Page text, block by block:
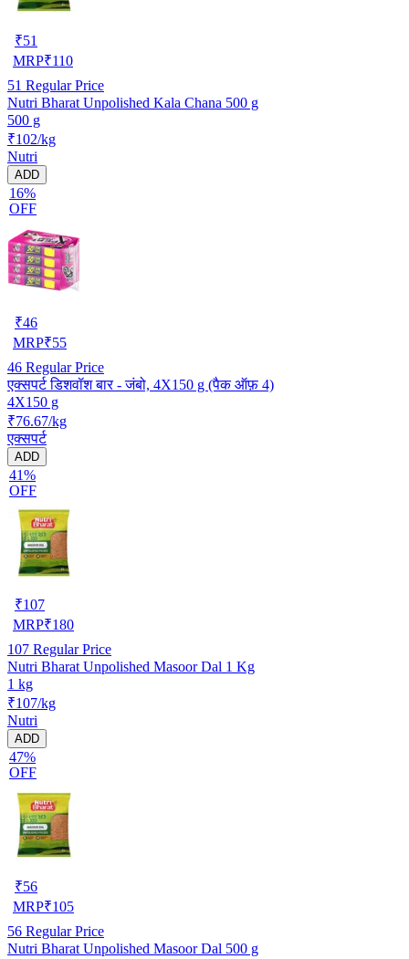
₹51
MRP₹110
51 Regular Price
Nutri Bharat Unpolished Kala Chana 500 g
500 g
₹102/kg
Nutri
ADD
16%
OFF
₹46
MRP₹55
46 Regular Price
एक्सपर्ट डिशवॉश बार - जंबो, 4X150 g (पैक ऑफ़ 4)
4X150 g
₹76.67/kg
एक्सपर्ट
ADD
41%
OFF
₹107
MRP₹180
107 Regular Price
Nutri Bharat Unpolished Masoor Dal 1 Kg
1 kg
₹107/kg
Nutri
ADD
47%
OFF
₹56
MRP₹105
56 Regular Price
Nutri Bharat Unpolished Masoor Dal 500 g